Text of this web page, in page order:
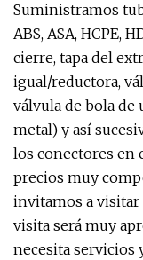
Suministramos
ABS, ASA, HCPE,
cierre, tapa del
igual/reductora,
válvula de bola de
metal) y así
los conectores en
precios muy
invitamos a visitar
visita será muy
necesita servicios